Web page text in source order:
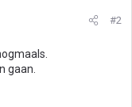
#2
gaan.